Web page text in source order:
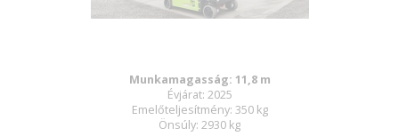
Munkamagasság: 11,8 m
Évjárat: 2025
Emelőteljesítmény: 350 kg
Önsúly: 2930 kg